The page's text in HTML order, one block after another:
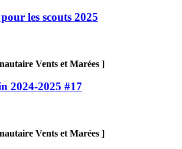
les scouts 2025
Vents et Marées ]
2024-2025 #17
Vents et Marées ]